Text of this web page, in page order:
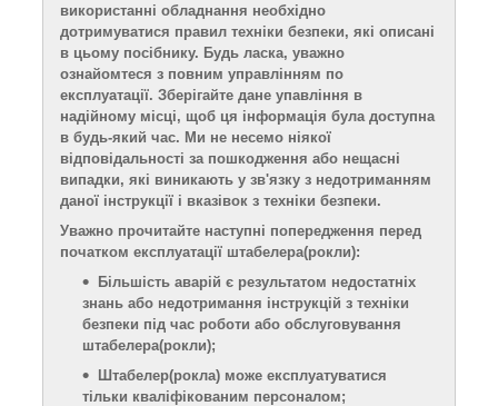
використанні обладнання необхідно
дотримуватися правил техніки безпеки, які описані
в цьому посібнику. Будь ласка, уважно
ознайомтеся з повним управлінням по
експлуатації. Зберігайте дане упавління в
надійному місці, щоб ця інформація була доступна
в будь-який час. Ми не несемо ніякої
відповідальності за пошкодження або нещасні
випадки, які виникають у зв'язку з недотриманням
даної інструкції і вказівок з техніки безпеки.
Уважно прочитайте наступні попередження перед
початком експлуатації штабелера(рокли):
Більшість аварій є результатом недостатніх
знань або недотримання інструкцій з техніки
безпеки під час роботи або обслуговування
штабелера(рокли);
Штабелер(рокла) може експлуатуватися
тільки кваліфікованим персоналом;